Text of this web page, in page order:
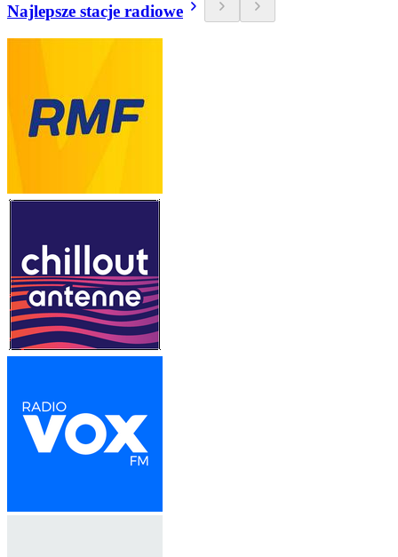
Najlepsze stacje radiowe